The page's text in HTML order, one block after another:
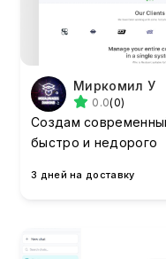
Миркомил У
0.0(0)
Создам
быстро и недорого
3 дней на доставку